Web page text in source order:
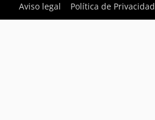
Aviso legal
Política de Privacidad